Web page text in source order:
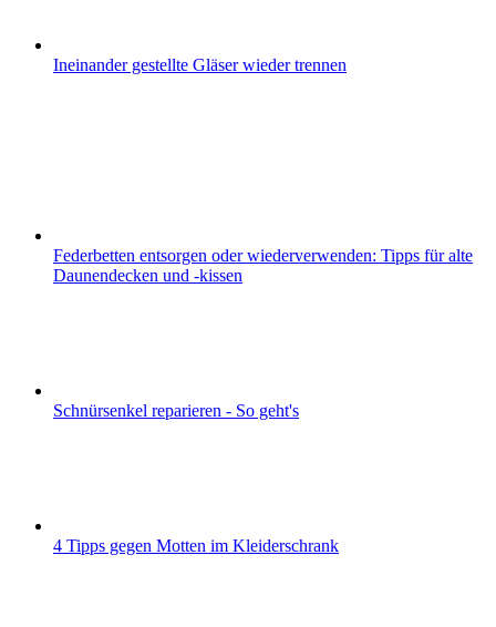
Ineinander gestellte Gläser wieder trennen
Federbetten entsorgen oder wiederverwenden: Tipps für alte
Daunendecken und -kissen
Schnürsenkel reparieren - So geht's
4 Tipps gegen Motten im Kleiderschrank